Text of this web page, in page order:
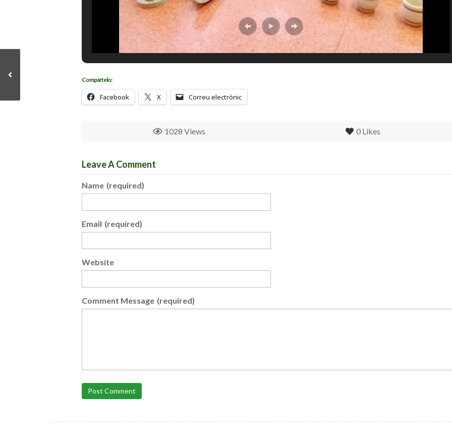
Compártelo:
Facebook X Correu electrònic
0 Likes
1028 Views
Leave A Comment
Name (required)
Email (required)
Website
Comment Message (required)
Post Comment